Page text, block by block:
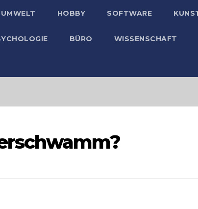
UMWELT HOBBY SOFTWARE
BÜRO WISSENSCHAFT